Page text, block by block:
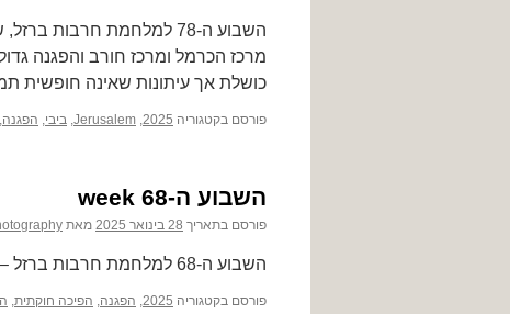
מרכז הכרמל ומרכז חורב והפגנה
כושלת אך עיתונות שאינה חופשית
פורסם בקטגוריה 2025
,
Jerusalem
, ביבי, הפגנה,
השבוע ה-68 week
פורסם בתאריך 28 בינואר 2025 מאת
השבוע ה-68 למלחמת חרבות ברזל – 18-24.1.2025
פורסם בקטגוריה 2025
, הפגנה, הפיכה חוקתית,